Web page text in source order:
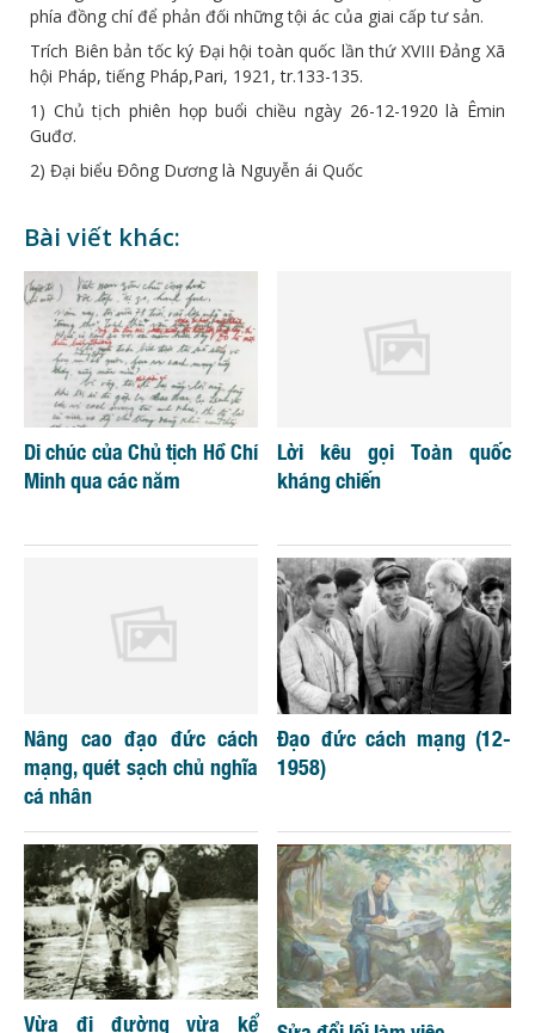
phía đồng chí để phản đối những tội ác của giai cấp tư sản.
Trích Biên bản tốc ký Đại hội toàn quốc lần thứ XVIII Đảng Xã
hội Pháp, tiếng Pháp,Pari, 1921, tr.133-135.
1) Chủ tịch phiên họp buổi chiều ngày 26-12-1920 là Êmin
Guđơ.
2) Đại biểu Đông Dương là Nguyễn ái Quốc
Bài viết khác:
Di chúc của Chủ tịch Hồ Chí
Minh qua các năm
Lời kêu gọi Toàn quốc
kháng chiến
Nâng cao đạo đức cách
mạng, quét sạch chủ nghĩa
cá nhân
Đạo đức cách mạng (12-
1958)
Vừa đi đường vừa kể